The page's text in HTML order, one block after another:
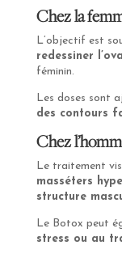
Chez la
L’objectif est
redessiner
féminin.
Les doses sont
des contours
Chez
Le traitement
masséters
structure
Le Botox peut
stress ou au